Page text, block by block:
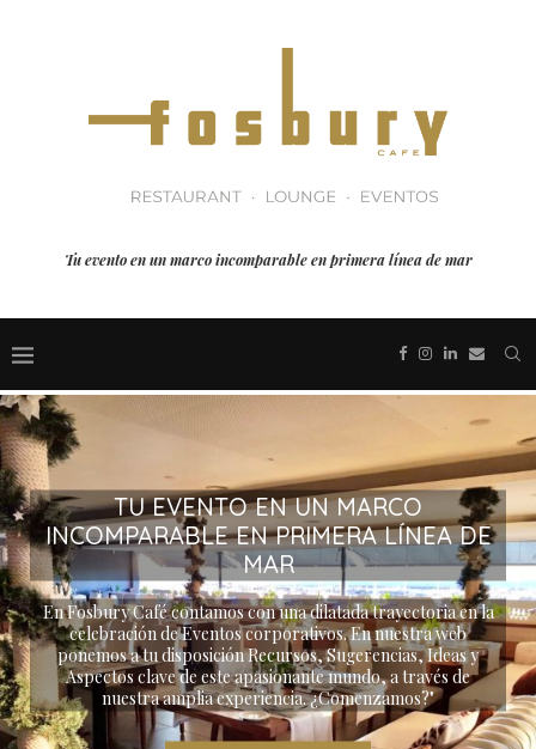
Tu evento en un marco incomparable en primera línea de mar
TU EVENTO EN UN MARCO
INCOMPARABLE EN PRIMERA LÍNEA DE
MAR
En Fosbury Café contamos con una dilatada trayectoria en la
celebración de Eventos corporativos. En nuestra web
ponemos a tu disposición Recursos, Sugerencias, Ideas y
Aspectos clave de este apasionante mundo, a través de
nuestra amplia experiencia. ¿Comenzamos?"